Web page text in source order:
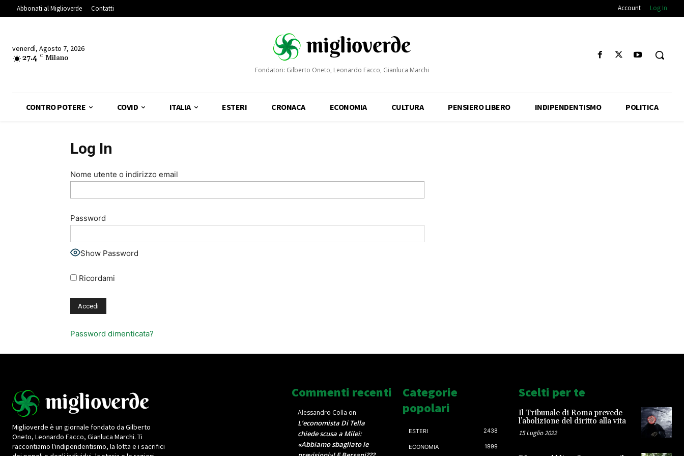
Abbonati al Miglioverde Contatti Account Log In
venerdì, Agosto 7, 2026
27.4 C Milano
Fondatori: Gilberto Oneto, Leonardo Facco, Gianluca Marchi
CONTRO POTERE COVID ITALIA ESTERI CRONACA ECONOMIA CULTURA PENSIERO LIBERO INDIPENDENTISMO POLITICA
Log In
Nome utente o indirizzo email
Password
Show Password
Ricordami
Password dimenticata?
Miglioverde è un giornale fondato da Gilberto
Oneto, Leonardo Facco, Gianluca Marchi. Ti
raccontiamo l'indipendentismo, la lotta e i sacrifici
Commenti recenti
Alessandro Colla on
L’economista Di Tella
chiede scusa a Milei:
«Abbiamo sbagliato le
Categorie
popolari
ESTERI 2438
ECONOMIA 1999
Scelti per te
Il Tribunale di Roma prevede
l’abolizione del diritto alla vita
15 Luglio 2022